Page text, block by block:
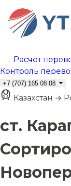
Расчет
Контроль
+7 (707) 165 08 08
Казахстан →
ст.